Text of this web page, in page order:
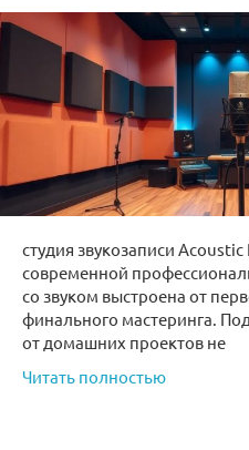
студия звукозаписи
современной
со звуком выстроена от
финального мастеринга.
от домашних проектов не
Читать полностью